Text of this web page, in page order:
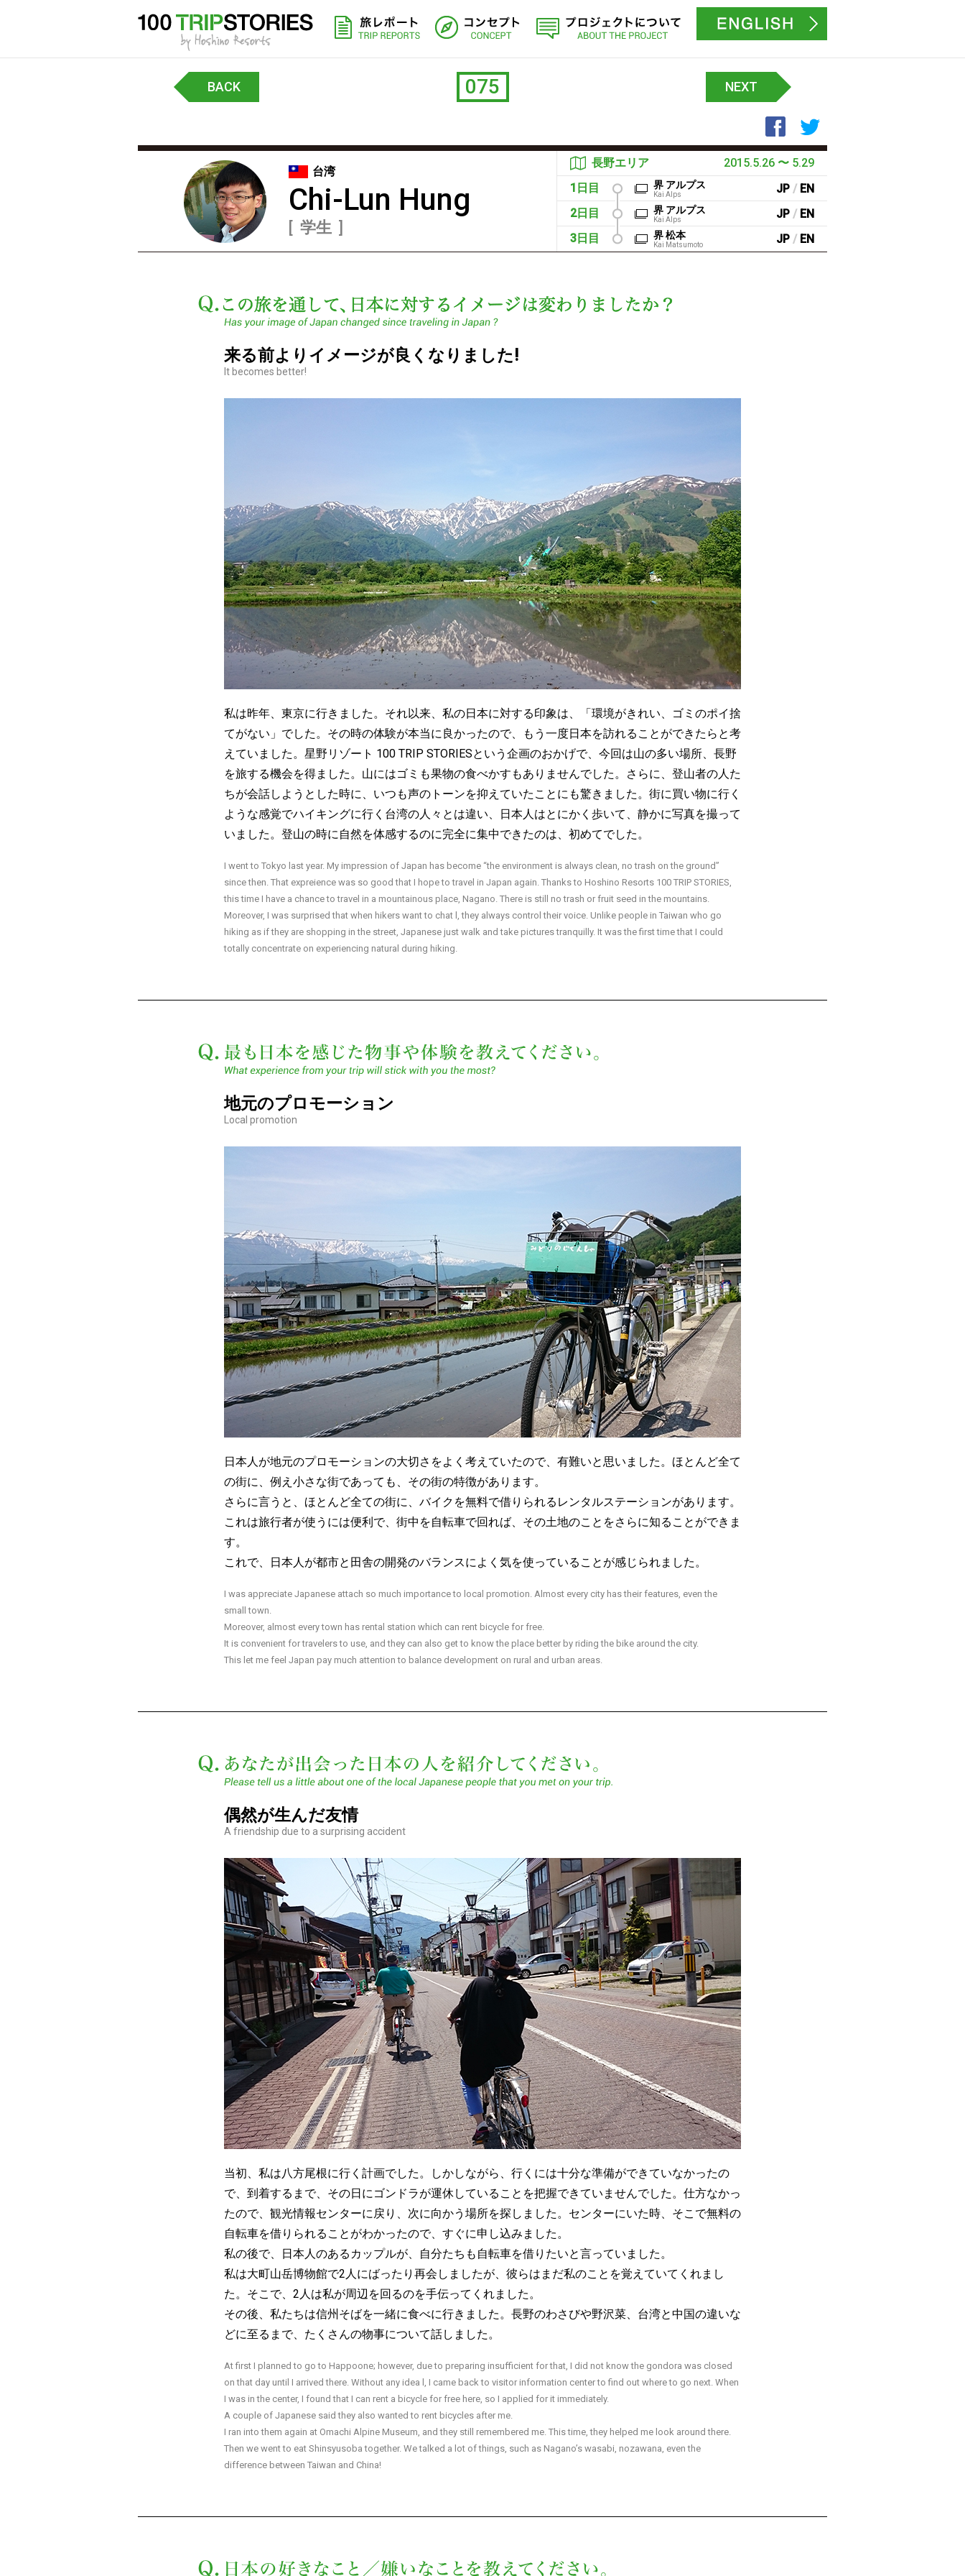
プロジェクトについて
BACK 075 NEXT
Facebookでシェア
台湾
Chi-Lun Hung
学生
2015.5.26 〜 5.29
長野エリア
1日目
界 アルプス
Kai Alps JP / EN
2日目
界 アルプス
Kai Alps JP / EN
3日目
界 松本
Kai Matsumoto JP / EN
来る前よりイメージが良くなりました!
It becomes better!
私は昨年、東京に行きました。それ以来、私の日本に対する印象は、「環境がきれい、ゴミのポイ捨
てがない」でした。その時の体験が本当に良かったので、もう一度日本を訪れることができたらと考
えていました。星野リゾート 100 TRIP STORIESという企画のおかげで、今回は山の多い場所、長野
を旅する機会を得ました。山にはゴミも果物の食べかすもありませんでした。さらに、登山者の人た
ちが会話しようとした時に、いつも声のトーンを抑えていたことにも驚きました。街に買い物に行く
ような感覚でハイキングに行く台湾の人々とは違い、日本人はとにかく歩いて、静かに写真を撮って
いました。登山の時に自然を体感するのに完全に集中できたのは、初めてでした。
I went to Tokyo last year. My impression of Japan has become “the environment is always clean, no trash on the ground”
since then. That expreience was so good that I hope to travel in Japan again. Thanks to Hoshino Resorts 100 TRIP STORIES,
this time I have a chance to travel in a mountainous place, Nagano. There is still no trash or fruit seed in the mountains.
Moreover, I was surprised that when hikers want to chat l, they always control their voice. Unlike people in Taiwan who go
hiking as if they are shopping in the street, Japanese just walk and take pictures tranquilly. It was the first time that I could
totally concentrate on experiencing natural during hiking.
地元のプロモーション
Local promotion
日本人が地元のプロモーションの大切さをよく考えていたので、有難いと思いました。ほとんど全て
の街に、例え小さな街であっても、その街の特徴があります。
さらに言うと、ほとんど全ての街に、バイクを無料で借りられるレンタルステーションがあります。
これは旅行者が使うには便利で、街中を自転車で回れば、その土地のことをさらに知ることができま
す。
これで、日本人が都市と田舎の開発のバランスによく気を使っていることが感じられました。
I was appreciate Japanese attach so much importance to local promotion. Almost every city has their features, even the
small town.
Moreover, almost every town has rental station which can rent bicycle for free.
It is convenient for travelers to use, and they can also get to know the place better by riding the bike around the city.
This let me feel Japan pay much attention to balance development on rural and urban areas.
偶然が生んだ友情
A friendship due to a surprising accident
当初、私は八方尾根に行く計画でした。しかしながら、行くには十分な準備ができていなかったの
で、到着するまで、その日にゴンドラが運休していることを把握できていませんでした。仕方なかっ
たので、観光情報センターに戻り、次に向かう場所を探しました。センターにいた時、そこで無料の
自転車を借りられることがわかったので、すぐに申し込みました。
私の後で、日本人のあるカップルが、自分たちも自転車を借りたいと言っていました。
私は大町山岳博物館で2人にばったり再会しましたが、彼らはまだ私のことを覚えていてくれまし
た。そこで、2人は私が周辺を回るのを手伝ってくれました。
その後、私たちは信州そばを一緒に食べに行きました。長野のわさびや野沢菜、台湾と中国の違いな
どに至るまで、たくさんの物事について話しました。
At first I planned to go to Happoone; however, due to preparing insufficient for that, I did not know the gondora was closed
on that day until I arrived there. Without any idea l, I came back to visitor information center to find out where to go next. When
I was in the center, I found that I can rent a bicycle for free here, so I applied for it immediately.
A couple of Japanese said they also wanted to rent bicycles after me.
I ran into them again at Omachi Alpine Museum, and they still remembered me. This time, they helped me look around there.
Then we went to eat Shinsyusoba together. We talked a lot of things, such as Nagano’s wasabi, nozawana, even the
difference between Taiwan and China!